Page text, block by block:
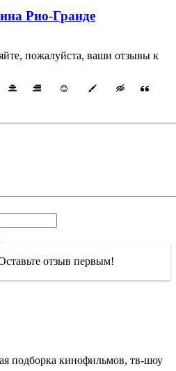
Рио-Гранде
пожалуйста, ваши отзывы к
отзыв первым!
подборка кинофильмов, тв-шоу